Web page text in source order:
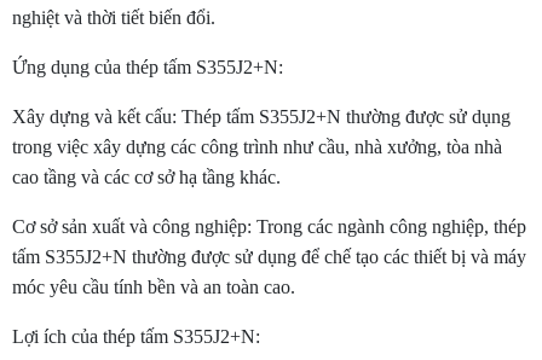
nghiệt và thời tiết biến đổi.
Ứng dụng của thép tấm S355J2+N:
Xây dựng và kết cấu: Thép tấm S355J2+N thường được sử dụng
trong việc xây dựng các công trình như cầu, nhà xưởng, tòa nhà
cao tầng và các cơ sở hạ tầng khác.
Cơ sở sản xuất và công nghiệp: Trong các ngành công nghiệp, thép
tấm S355J2+N thường được sử dụng để chế tạo các thiết bị và máy
móc yêu cầu tính bền và an toàn cao.
Lợi ích của thép tấm S355J2+N: